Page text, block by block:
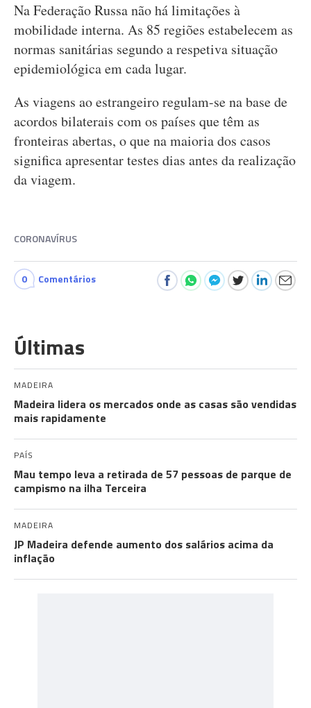
Na Federação Russa não há limitações à
mobilidade interna. As 85 regiões estabelecem as
normas sanitárias segundo a respetiva situação
epidemiológica em cada lugar.
As viagens ao estrangeiro regulam-se na base de
acordos bilaterais com os países que têm as
fronteiras abertas, o que na maioria dos casos
significa apresentar testes dias antes da realização
da viagem.
CORONAVÍRUS
0 Comentários
Últimas
MADEIRA
Madeira lidera os mercados onde as casas são vendidas
mais rapidamente
PAÍS
Mau tempo leva a retirada de 57 pessoas de parque de
campismo na ilha Terceira
MADEIRA
JP Madeira defende aumento dos salários acima da
inflação